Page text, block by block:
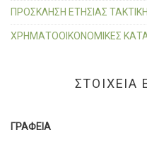
ΠΡΟΣΚΛΗΣΗ ΕΤΗΣΙΑΣ
ΧΡΗΜΑΤΟΟΙΚΟΝΟΜΙΚΕΣ
ΣΤΟΙΧΕΙΑ
ΓΡΑΦΕΙΑ